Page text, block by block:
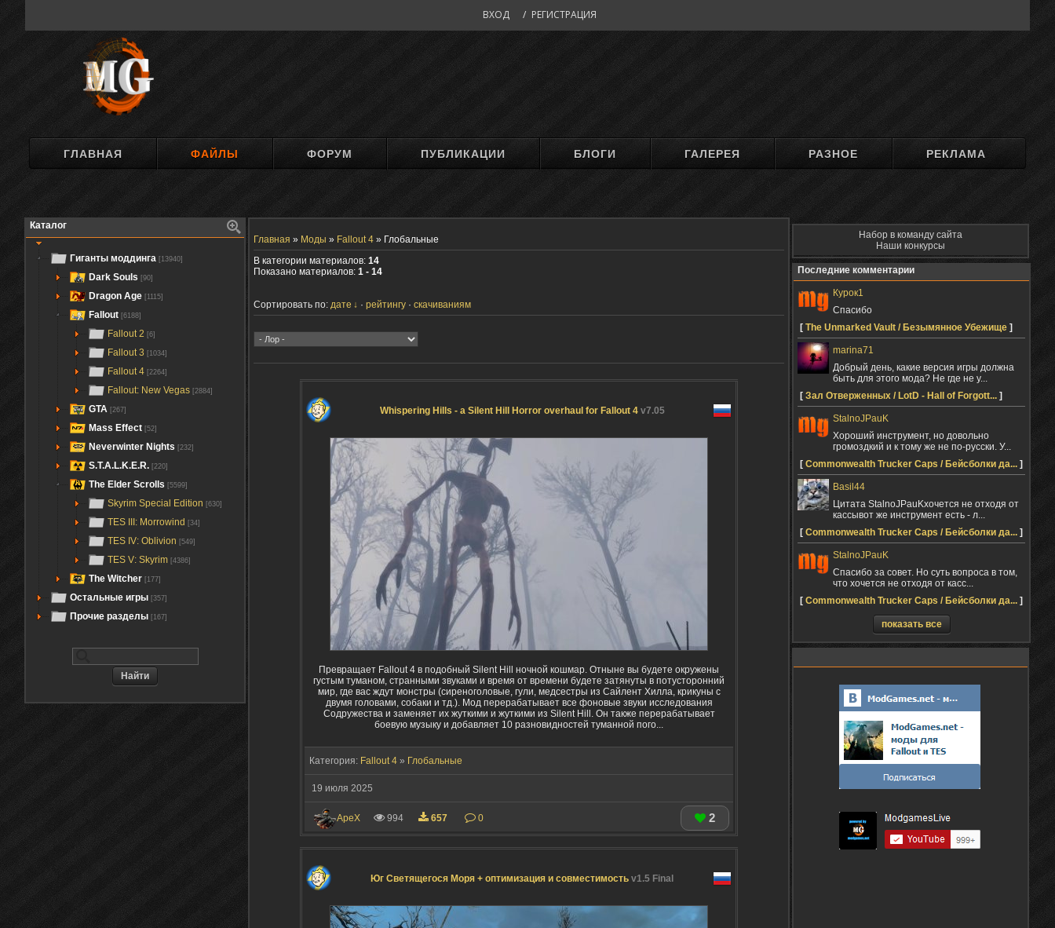
ВХОД / РЕГИСТРАЦИЯ
ГЛАВНАЯ ФАЙЛЫ ФОРУМ ПУБЛИКАЦИИ БЛОГИ ГАЛЕРЕЯ РАЗНОЕ РЕКЛАМА
Каталог
Гиганты моддинга [13940]
Dark Souls [90]
Dragon Age [1115]
Fallout [6188]
Fallout 2 [6]
Fallout 3 [1034]
Fallout 4 [2264]
Fallout: New Vegas [2884]
GTA [267]
Mass Effect [52]
Neverwinter Nights [232]
S.T.A.L.K.E.R. [220]
The Elder Scrolls [5599]
Skyrim Special Edition [630]
TES III: Morrowind [34]
TES IV: Oblivion [549]
TES V: Skyrim [4386]
The Witcher [177]
Остальные игры [357]
Прочие разделы [167]
Главная » Моды » Fallout 4 » Глобальные
В категории материалов: 14
Показано материалов: 1 - 14
Сортировать по: дате рейтингу скачиваниям
Whispering Hills - a Silent Hill Horror overhaul for Fallout 4 v7.05
Превращает Fallout 4 в подобный Silent Hill ночной кошмар. Отныне вы будете окружены
густым туманом, странными звуками и время от времени будете затянуты в потусторонний
мир, где вас ждут монстры (сиреноголовые, гули, медсестры из Сайлент Хилла, крикуны с
двумя головами, собаки и тд.). Мод перерабатывает все фоновые звуки исследования
Содружества и заменяет их жуткими и жуткими из Silent Hill. Он также перерабатывает
боевую музыку и добавляет 10 разновидностей туманной пого...
Категория: Fallout 4 » Глобальные
19 июля 2025
ApeX 994 657 0 2
Юг Светящегося Моря + оптимизация и совместимость v1.5 Final
Набор в команду сайта
Наши конкурсы
Последние комментарии
Курок1
Спасибо
[ The Unmarked Vault / Безымянное Убежище ]
marina71
Добрый день, какие версия игры должна
быть для этого мода? Не где не у...
[ Зал Отверженных / LotD - Hall of Forgott... ]
StalnoJPauK
Хороший инструмент, но довольно
громоздкий и к тому же не по-русски. У...
[ Commonwealth Trucker Caps / Бейсболки да... ]
Basil44
Цитата StalnoJPauKхочется не отходя от
кассывот же инструмент есть - л...
[ Commonwealth Trucker Caps / Бейсболки да... ]
StalnoJPauK
Спасибо за совет. Но суть вопроса в том,
что хочется не отходя от касс...
[ Commonwealth Trucker Caps / Бейсболки да... ]
показать все